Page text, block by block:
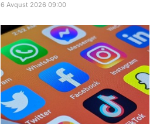
6 Avqust 2026 09:00